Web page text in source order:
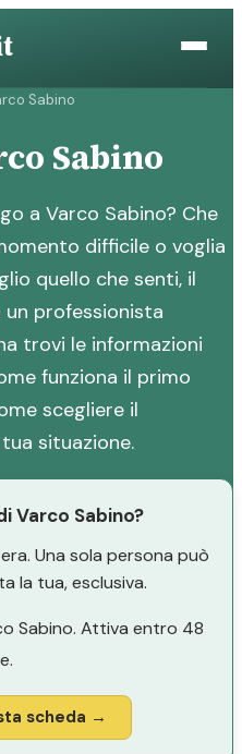
Sabino
Sabino
a Varco Sabino? Che
difficile o voglia
quello che senti, il
professionista
trovi le informazioni
funziona il primo
scegliere il
situazione.
Varco Sabino?
Una sola persona può
la tua, esclusiva.
Sabino. Attiva entro 48
scheda →